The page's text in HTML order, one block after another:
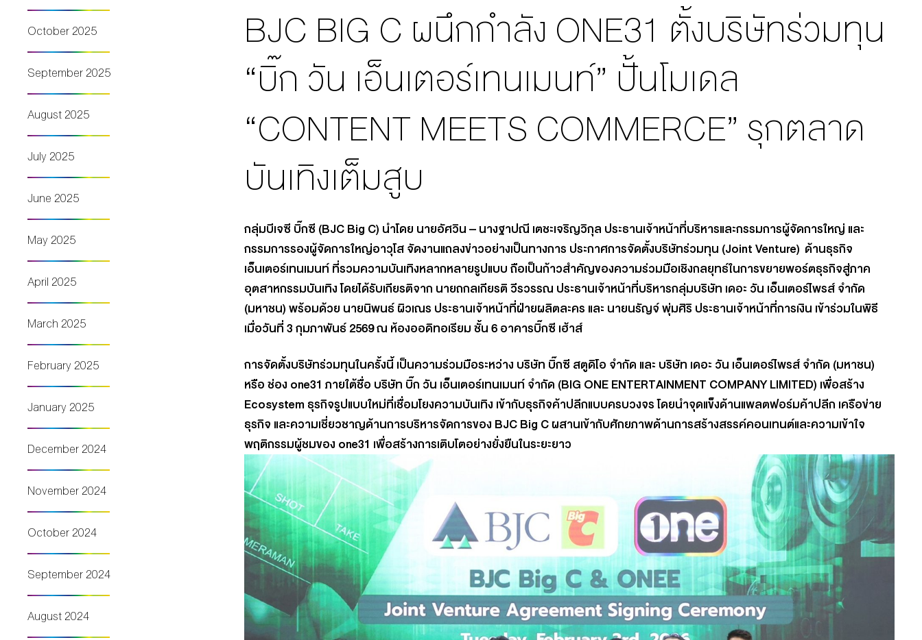
BJC BIG C ผนึกกำลัง ONE31 ตั้งบริษัทร่วมทุน
“บิ๊ก วัน เอ็นเตอร์เทนเมนท์” ปั้นโมเดล
“CONTENT MEETS COMMERCE” รุกตลาด
บันเทิงเต็มสูบ
กลุ่มบีเจซี บิ๊กซี (BJC Big C) นำโดย นายอัศวิน – นางฐาปณี เตชะเจริญวิกุล ประธานเจ้าหน้าที่บริหารและกรรมการผู้จัดการใหญ่ และ
กรรมการรองผู้จัดการใหญ่อาวุโสจัดงานแถลงข่าวอย่างเป็นทางการ ประกาศการจัดตั้งบริษัทร่วมทุน (Joint Venture) ด้านธุรกิจ
เอ็นเตอร์เทนเมนท์ ที่รวมความบันเทิงหลากหลายรูปแบบ ถือเป็นก้าวสำคัญของความร่วมมือเชิงกลยุทธ์ในการขยายพอร์ตธุรกิจสู่ภาค
อุตสาหกรรมบันเทิง โดยได้รับเกียรติจาก นายถกลเกียรติ วีรวรรณ ประธานเจ้าหน้าที่บริหารกลุ่มบริษัท เดอะ วัน เอ็นเตอร์ไพรส์ จำกัด
(มหาชน)พร้อมด้วย นายนิพนธ์ ผิวเณร ประธานเจ้าหน้าที่ฝ่ายผลิตละคร และ นายนรัญจ์ พุ่มศิริ ประธานเจ้าหน้าที่การเงิน เข้าร่วมในพิธี
เมื่อวันที่ 3 กุมภาพันธ์ 2569 ณ ห้องออดิทอเรียม ชั้น 6 อาคารบิ๊กซี เฮ้าส์
การจัดตั้งบริษัทร่วมทุนในครั้งนี้ เป็นความร่วมมือระหว่าง บริษัท บิ๊กซี สตูดิโอ จำกัด และ บริษัท เดอะ วัน เอ็นเตอร์ไพรส์ จำกัด (มหาชน)
หรือ ช่อง one31 ภายใต้ชื่อ บริษัท บิ๊ก วัน เอ็นเตอร์เทนเมนท์ จำกัด (BIG ONE ENTERTAINMENT COMPANY LIMITED) เพื่อสร้าง
Ecosystem ธุรกิจรูปแบบใหม่ที่เชื่อมโยงความบันเทิง เข้ากับธุรกิจค้าปลีกแบบครบวงจร โดยนำจุดแข็งด้านแพลตฟอร์มค้าปลีก เครือข่าย
ธุรกิจ และความเชี่ยวชาญด้านการบริหารจัดการของ BJC Big C ผสานเข้ากับศักยภาพด้านการสร้างสรรค์คอนเทนต์และความเข้าใจ
พฤติกรรมผู้ชมของ one31 เพื่อสร้างการเติบโตอย่างยั่งยืนในระยะยาว
October 2025
September 2025
August 2025
July 2025
June 2025
May 2025
April 2025
March 2025
February 2025
January 2025
December 2024
November 2024
October 2024
September 2024
August 2024